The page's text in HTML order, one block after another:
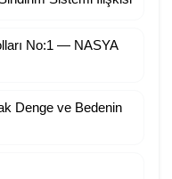
No:1 — NASYA
Denge ve Bedenin